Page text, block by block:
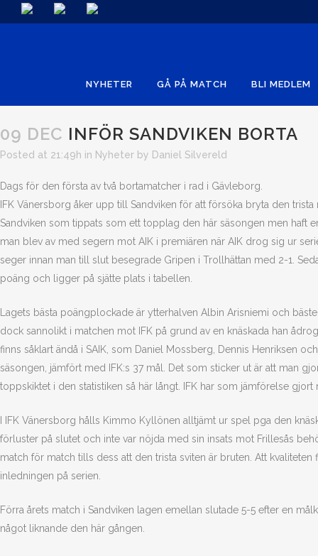
NYHETER GÅ PÅ MATCH BLI MEDLEM
09 DEC INFÖR SANDVIKEN BORTA
Posted at 21:49h in Nyheter by Daniel Silvereld
Dags för den första av två bortamatcher i rad i Gävleborg.
IFK Vänersborg åker upp till Sandviken för att försöka bryta den
Sandviken som tippats som ett topplag den här säsongen men haft
man blev av med segern mot AIK i premiären när AIK drog sig ur
seger innan man till slut besegrade Gripen i Trollhättan med 2-1.
poäng och ligger på sjätte plats i tabellen.
Lagets bästa poängplockade är ytterhalven Albin Arisniemi och
dock sannolikt i matchen mot IFK på grund av en knäskada han
finns såklart ändå i SAIK, som Daniel Mossberg, Dennis Henriksen
säsongen, jämfört med IFK:s 37 mål. Det som sticker ut är att man
toppskiktet i den statistiken så här långt. IFK har som jämförelse gjort
I IFK Vänersborg hålls Kimmo Kyllönen alltjämt ur spel pga den
förluster på slutet och inte var nöjda med sin insats mot Frillesås
match för match tills dess att den trista sviten är bruten. Att
inledningen på serien.
Förra årets match i Sandviken lagen emellan slutade 5-5 efter en
något liknande den här gången.